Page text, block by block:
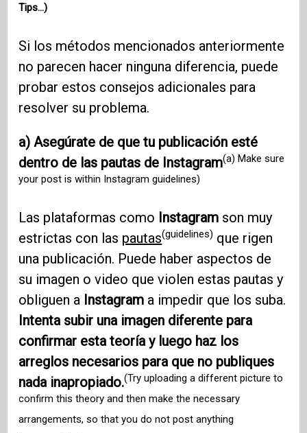
Tips…)
Si los métodos mencionados anteriormente
no parecen hacer ninguna diferencia, puede
probar estos consejos adicionales para
resolver su problema.
a) Asegúrate de que tu publicación esté
dentro de las pautas de Instagram(a) Make sure
your post is within Instagram guidelines)
Las plataformas como Instagram son muy
estrictas con las pautas(guidelines) que rigen
una publicación. Puede haber aspectos de
su imagen o video que violen estas pautas y
obliguen a Instagram a impedir que los suba.
Intenta subir una imagen diferente para
confirmar esta teoría y luego haz los
arreglos necesarios para que no publiques
nada inapropiado.(Try uploading a different picture to
confirm this theory and then make the necessary
arrangements, so that you do not post anything